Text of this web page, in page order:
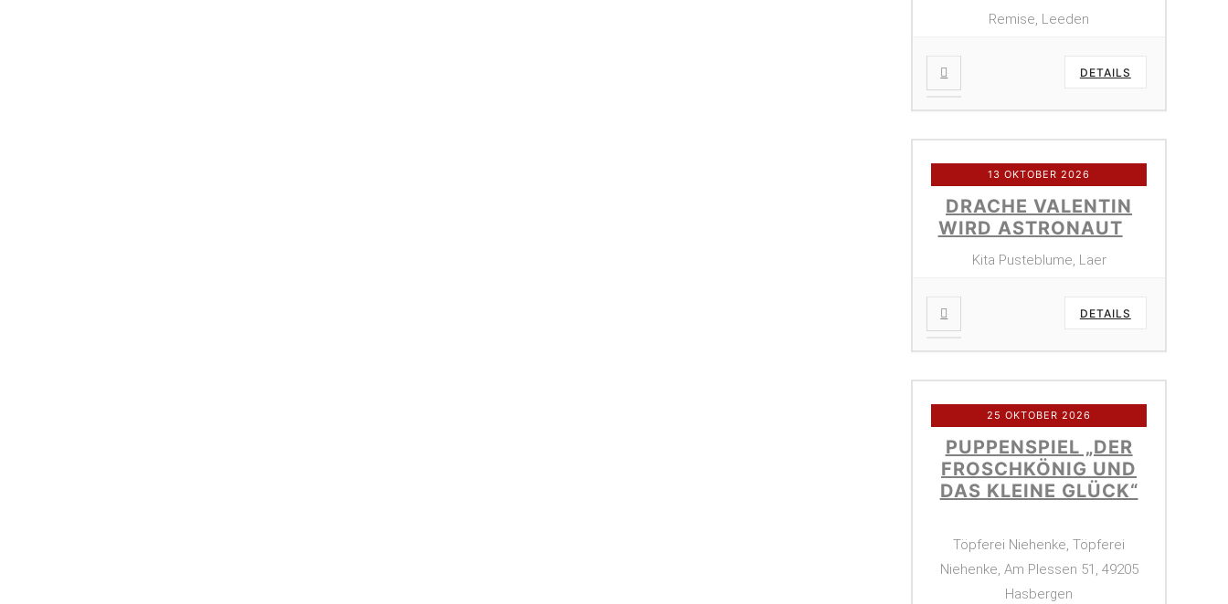
Remise, Leeden
DETAILS
13 OKTOBER 2026
DRACHE VALENTIN
WIRD ASTRONAUT
Kita Pusteblume, Laer
DETAILS
25 OKTOBER 2026
PUPPENSPIEL „DER
FROSCHKÖNIG UND
DAS KLEINE GLÜCK“
Töpferei Niehenke, Töpferei
Niehenke, Am Plessen 51, 49205
Hasbergen